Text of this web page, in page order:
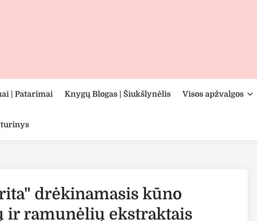
| Patarimai Knygų Blogas | Šiukšlynėlis Visos apžvalgos
drėkinamasis kūno
ir ramunėlių ekstraktais